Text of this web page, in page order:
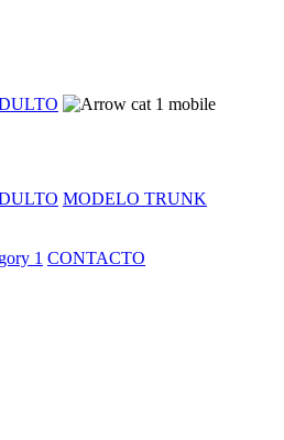
MODELO TRUNK
CONTACTO